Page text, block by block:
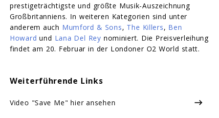
prestigeträchtigste und größte Musik-Auszeichnung
Großbritanniens. In weiteren Kategorien sind unter
anderem auch Mumford & Sons, The Killers, Ben
Howard und Lana Del Rey nominiert. Die Preisverleihung
findet am 20. Februar in der Londoner O2 World statt.
Weiterführende Links
Video "Save Me" hier ansehen